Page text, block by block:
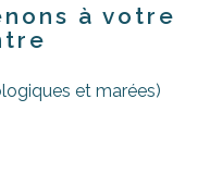
à votre
et marées)